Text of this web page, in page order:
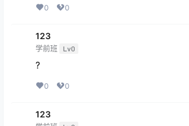
0 0
123
学前班 Lv0
?
0 0
123